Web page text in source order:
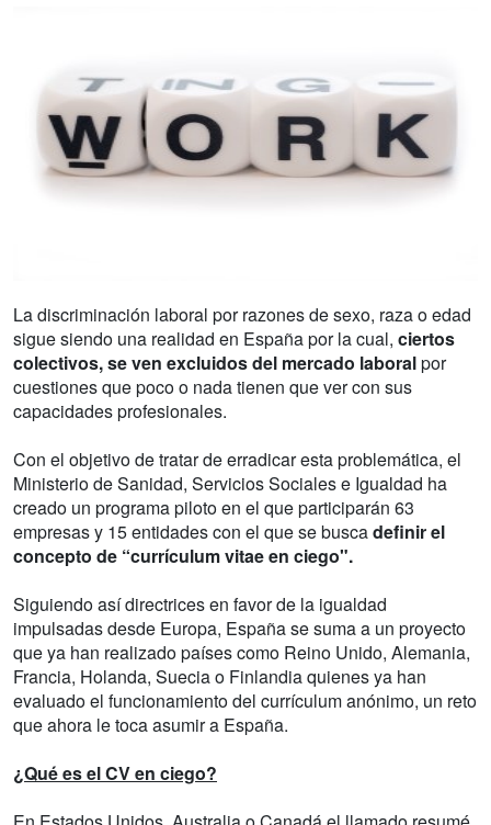
La discriminación laboral por razones de sexo, raza o edad
sigue siendo una realidad en España por la cual, ciertos
colectivos, se ven excluidos del mercado laboralpor
cuestiones que poco o nada tienen que ver con sus
capacidades profesionales.
Con el objetivo de tratar de erradicar esta problemática, el
Ministerio de Sanidad, Servicios Sociales e Igualdad ha
creado un programa piloto en el que participarán 63
empresas y 15 entidades con el que se buscadefinir el
concepto de “currículum vitae en ciego".
Siguiendo así directrices en favor de la igualdad
impulsadas desde Europa, España se suma a un proyecto
que ya han realizado países como Reino Unido, Alemania,
Francia, Holanda, Suecia o Finlandia quienes ya han
evaluado el funcionamiento del currículum anónimo, un reto
que ahora le toca asumir a España.
¿Qué es el CV en ciego?